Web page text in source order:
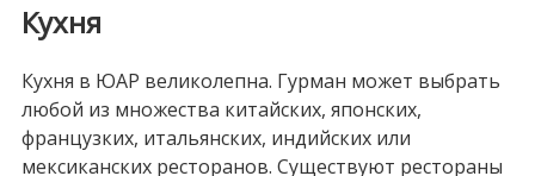
Кухня
Кухня в ЮАР великолепна. Гурман может выбрать
любой из множества китайских, японских,
французких, итальянских, индийских или
мексиканских ресторанов. Существуют рестораны